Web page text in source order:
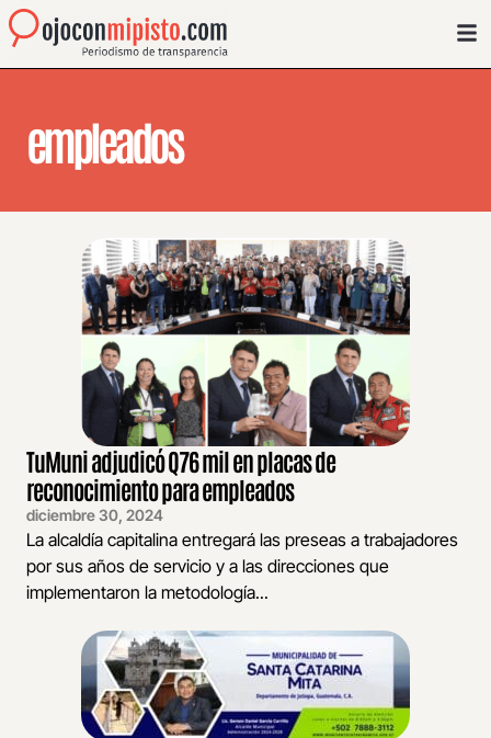
empleados
TuMuni adjudicó Q76 mil en placas de
reconocimiento para empleados
diciembre 30, 2024
La alcaldía capitalina entregará las preseas a trabajadores
por sus años de servicio y a las direcciones que
implementaron la metodología...